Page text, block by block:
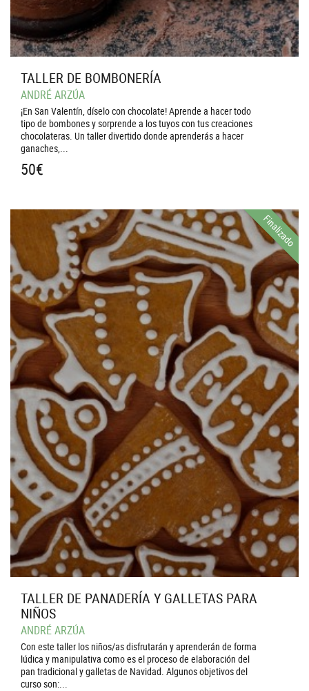
TALLER DE BOMBONERÍA
ANDRÉ ARZÚA
¡En San Valentín, díselo con chocolate! Aprende a hacer todo
tipo de bombones y sorprende a los tuyos con tus creaciones
chocolateras. Un taller divertido donde aprenderás a hacer
ganaches,...
50€
Finalizado
TALLER DE PANADERÍA Y GALLETAS PARA
NIÑOS
ANDRÉ ARZÚA
Con este taller los niños/as disfrutarán y aprenderán de forma
lúdica y manipulativa como es el proceso de elaboración del
pan tradicional y galletas de Navidad. Algunos objetivos del
curso son:...